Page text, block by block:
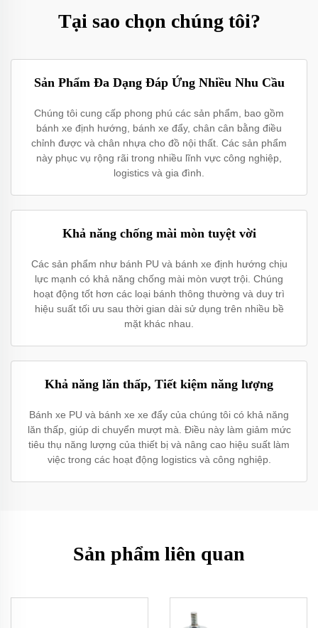
Tại sao chọn chúng tôi?
Sản Phẩm Đa Dạng Đáp Ứng Nhiều Nhu Cầu
Chúng tôi cung cấp phong phú các sản phẩm, bao gồm
bánh xe định hướng, bánh xe đẩy, chân cân bằng điều
chỉnh được và chân nhựa cho đồ nội thất. Các sản phẩm
này phục vụ rộng rãi trong nhiều lĩnh vực công nghiệp,
logistics và gia đình.
Khả năng chống mài mòn tuyệt vời
Các sản phẩm như bánh PU và bánh xe định hướng chịu
lực mạnh có khả năng chống mài mòn vượt trội. Chúng
hoạt động tốt hơn các loại bánh thông thường và duy trì
hiệu suất tối ưu sau thời gian dài sử dụng trên nhiều bề
mặt khác nhau.
Khả năng lăn thấp, Tiết kiệm năng lượng
Bánh xe PU và bánh xe xe đẩy của chúng tôi có khả năng
lăn thấp, giúp di chuyển mượt mà. Điều này làm giảm mức
tiêu thụ năng lượng của thiết bị và nâng cao hiệu suất làm
việc trong các hoạt động logistics và công nghiệp.
Sản phẩm liên quan